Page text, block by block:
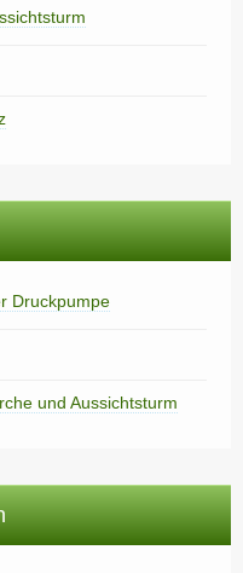
Druckpumpe
und Aussichtsturm